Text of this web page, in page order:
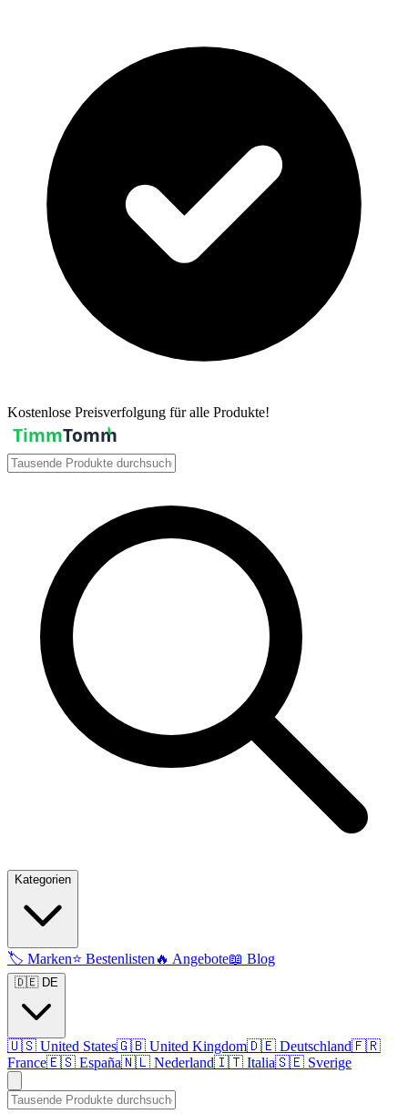
Kostenlose Preisverfolgung für alle Produkte!
Kategorien
🏷️ Marken⭐ Bestenlisten 🔥 Angebote📖 Blog
🇩🇪 DE
🇺🇸 United States🇬🇧 United Kingdom🇩🇪 Deutschland🇫🇷
France🇪🇸 España🇳🇱 Nederland🇮🇹 Italia🇸🇪 Sverige